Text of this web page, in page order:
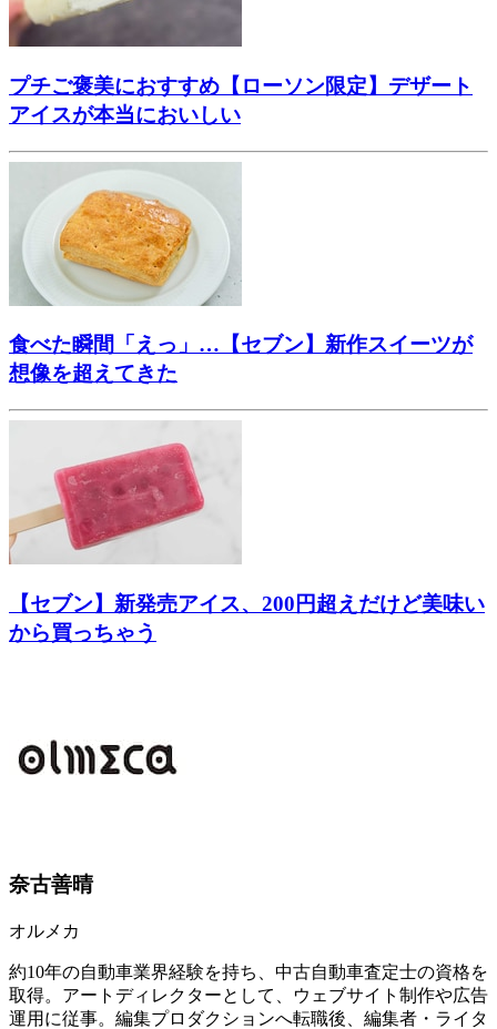
プチご褒美におすすめ【ローソン限定】デザート
アイスが本当においしい
食べた瞬間「えっ」…【セブン】新作スイーツが
想像を超えてきた
【セブン】新発売アイス、200円超えだけど美味い
から買っちゃう
奈古善晴
オルメカ
約10年の自動車業界経験を持ち、中古自動車査定士の資格を
取得。アートディレクターとして、ウェブサイト制作や広告
運用に従事。編集プロダクションへ転職後、編集者・ライタ